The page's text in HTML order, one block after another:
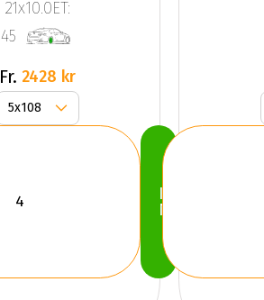
21x10.0ET:
45
Fr. 2428 kr
Köp
Nu